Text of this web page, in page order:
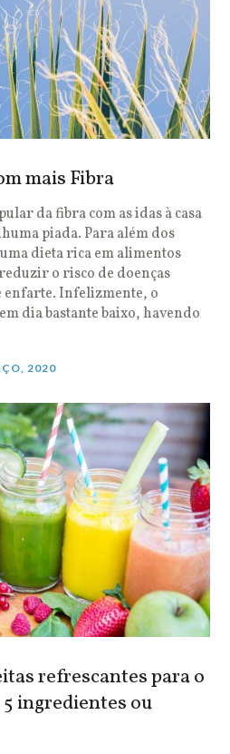
mais Fibra
da fibra com as idas à casa
piada. Para além dos
dieta rica em alimentos
o risco de doenças
enfarte. Infelizmente, o
dia bastante baixo, havendo
2020
refrescantes para o
ingredientes ou